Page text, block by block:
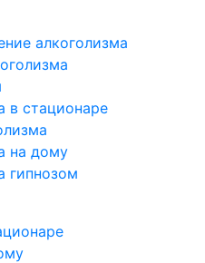
алкоголизма
в стационаре
на дому
гипнозом